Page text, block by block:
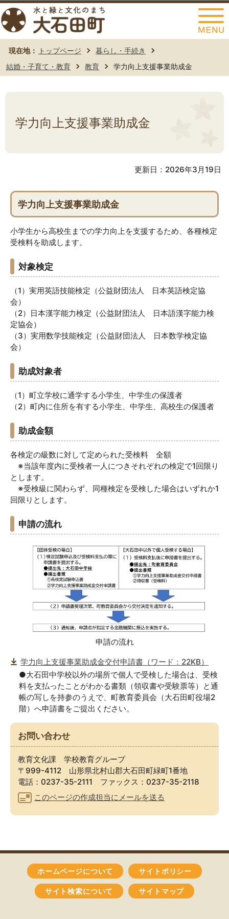
このページの本文へ移動
現在地： トップページ
暮らし・手続き
結婚・子育て・教育
教育 学力向上支援事業助成金
学力向上支援事業助成金
更新日：2026年3月19日
学力向上支援事業助成金
小学生から高校生までの学力向上を支援するため、各種検定
受検料を助成します。
対象検定
（1）実用英語技能検定（公益財団法人 日本英語検定協
会）
（2）日本漢字能力検定（公益財団法人 日本語漢字能力検
定協会）
（3）実用数学技能検定（公益財団法人 日本数学検定協
会）
助成対象者
（1）町立学校に通学する小学生、中学生の保護者
（2）町内に住所を有する小学生、中学生、高校生の保護者
助成金額
各検定の級数に対して定められた受検料 全額
※当該年度内に受検者一人につきそれぞれの検定で1回限り
とします。
※受検級に関わらず、同種検定を受検した場合はいずれか1
回限りとします。
申請の流れ
申請の流れ
学力向上支援事業助成金交付申請書（ワード：22KB）
●大石田中学校以外の場所で個人で受検した場合は、受検
料を支払ったことがわかる書類（領収書や受験票等）と通
帳の写しを持参のうえで、町教育委員会（大石田町役場2
階）へ申請書をご提出ください。
お問い合わせ
教育文化課 学校教育グループ
〒999-4112 山形県北村山郡大石田町緑町1番地
電話：0237-35-2111 ファックス：0237-35-2118
このページの作成担当にメールを送る
ホームページについて サイトポリシー
サイト検索について サイトマップ